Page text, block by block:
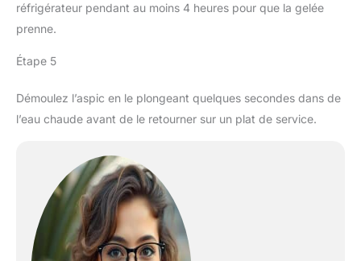
réfrigérateur pendant au moins 4 heures pour que la gelée
prenne.
Étape 5
Démoulez l’aspic en le plongeant quelques secondes dans de
l’eau chaude avant de le retourner sur un plat de service.